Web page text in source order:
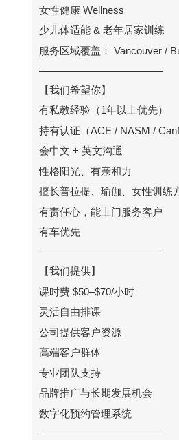
女性健康 Wellness
少儿体适能 & 老年居家训练
服务区域覆盖： Vancouver /
————————————
【我们希望你】
有私教经验（1年以上优先）
持有认证（ACE / NASM /
会中文 + 英文沟通
性格阳光、有亲和力
擅长普拉提、瑜伽、女性训练
有责任心，能上门服务客户
有车优先
————————————
【我们提供】
课时费 $50–$70/小时
灵活自由排课
公司提供客户资源
高端客户群体
专业团队支持
品牌推广与长期发展机会
数字化预约管理系统
————————————